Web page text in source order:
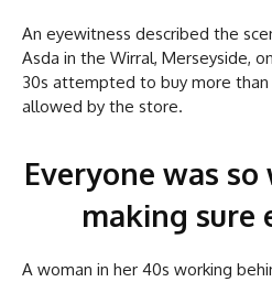
An eyewitness described the
Asda in the Wirral, Merseyside,
30s attempted to buy more
allowed by the store.
Everyone was
making sure
A woman in her 40s working